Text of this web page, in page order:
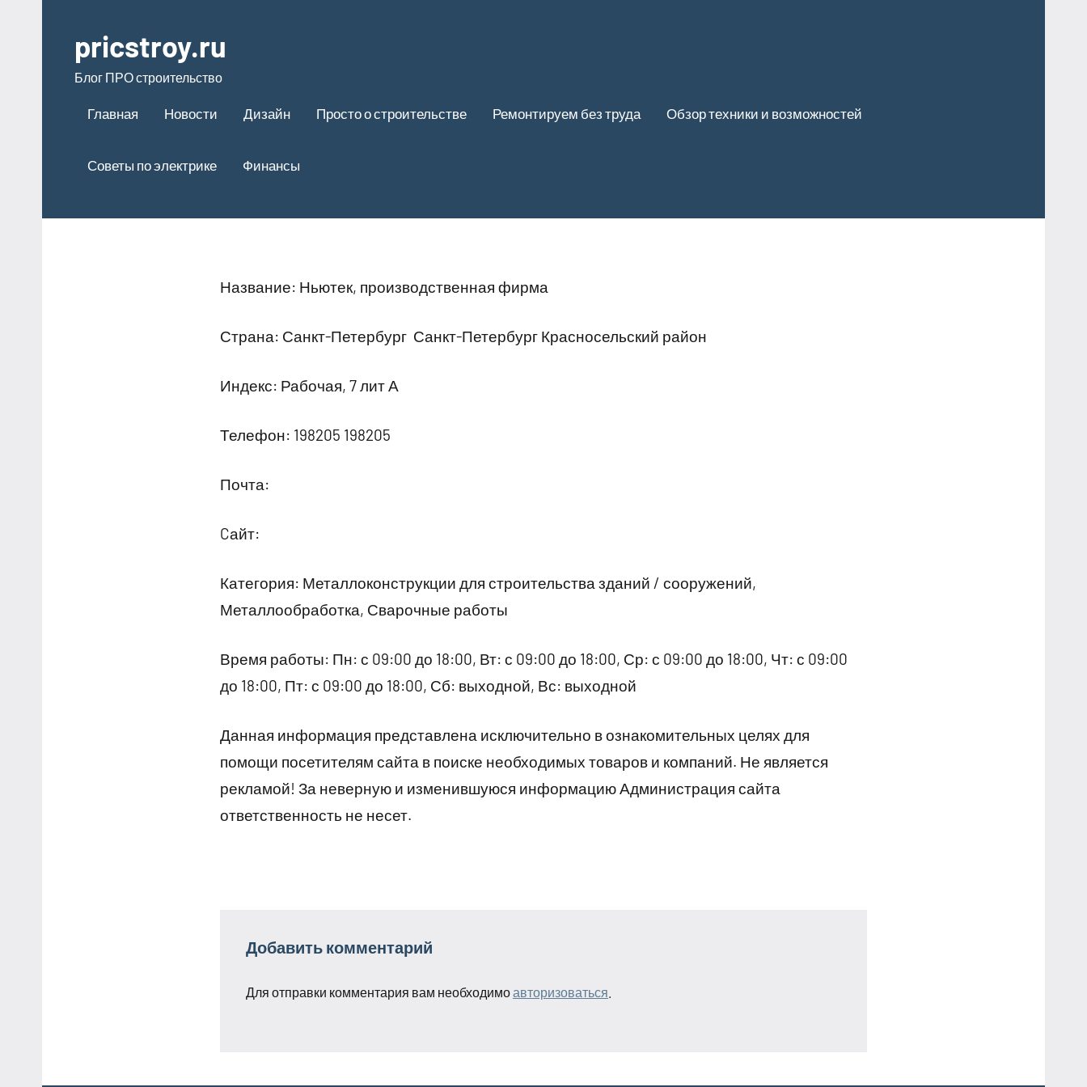
содержимому
pricstroy.ru
Блог ПРО строительство
Главная Новости Дизайн Просто о строительстве Ремонтируем без труда Обзор техники и возможностей
Советы по электрике Финансы
Название: Ньютек, производственная фирма
Страна: Санкт-Петербург Санкт-Петербург Красносельский район
Индекс: Рабочая, 7 лит А
Телефон: 198205 198205
Почта:
Cайт:
Категория: Металлоконструкции для строительства зданий / сооружений,
Металлообработка, Сварочные работы
Время работы: Пн: с 09:00 до 18:00, Вт: с 09:00 до 18:00, Ср: с 09:00 до 18:00, Чт: с 09:00
до 18:00, Пт: с 09:00 до 18:00, Сб: выходной, Вс: выходной
Данная информация представлена исключительно в ознакомительных целях для
помощи посетителям сайта в поиске необходимых товаров и компаний. Не является
рекламой! За неверную и изменившуюся информацию Администрация сайта
ответственность не несет.
Добавить комментарий
Для отправки комментария вам необходимоавторизоваться